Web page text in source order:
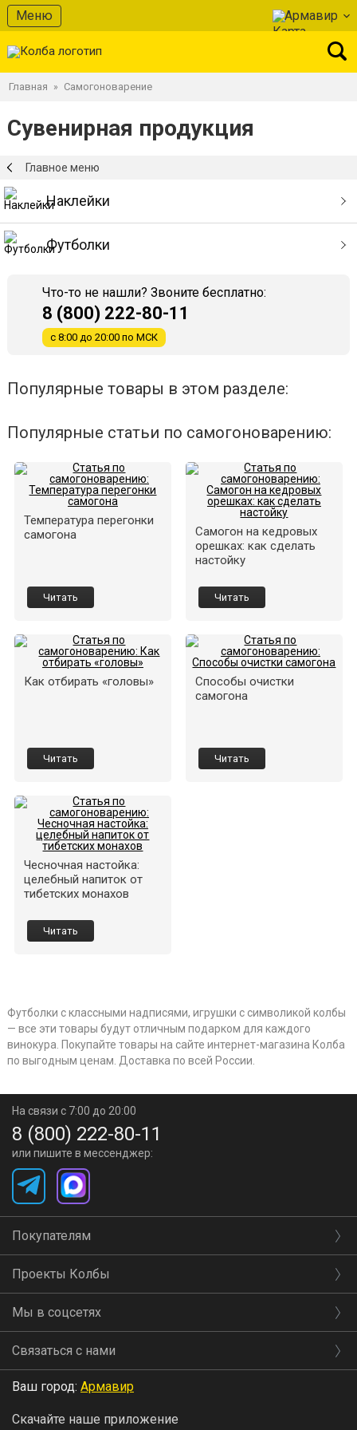
Меню Армавир
Главная » Самогоноварение
Сувенирная продукция
Главное меню
Наклейки
Футболки
Что-то не нашли? Звоните бесплатно:
8 (800) 222-80-11
с 8:00 до 20:00 по МСК
Популярные товары в этом разделе:
Популярные статьи по самогоноварению:
Температура перегонки
самогона
Читать
Самогон на кедровых
орешках: как сделать
настойку
Читать
Как отбирать «головы»
Читать
Способы очистки
самогона
Читать
Чесночная настойка:
целебный напиток от
тибетских монахов
Читать
Футболки с классными надписями, игрушки с символикой колбы
— все эти товары будут отличным подарком для каждого
винокура. Покупайте товары на сайте интернет-магазина Колба
по выгодным ценам. Доставка по всей России.
На связи с 7:00 до 20:00
8 (800) 222-80-11
или пишите в мессенджер:
Покупателям
Проекты Колбы
Мы в соцсетях
Связаться с нами
Ваш город: Армавир
Скачайте наше приложение